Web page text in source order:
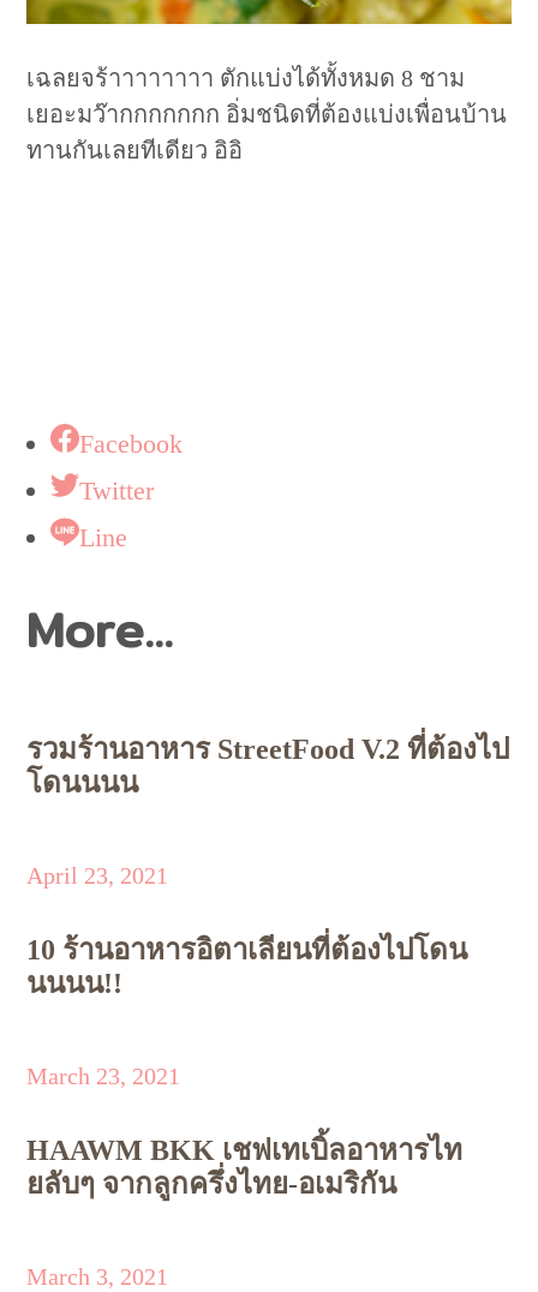
เฉลยจร้าาาาาาาา ตักแบ่งได้ทั้งหมด 8 ชาม
เยอะมว๊ากกกกกกก อิ่มชนิดที่ต้องแบ่งเพื่อนบ้าน
ทานกันเลยทีเดียว อิอิ
Facebook
Twitter
Line
More...
รวมร้านอาหาร StreetFood V.2 ที่ต้องไป
โดนนนน
April 23, 2021
10 ร้านอาหารอิตาเลียนที่ต้องไปโดน
นนนน!!
March 23, 2021
HAAWM BKK เชฟเทเบิ้ลอาหารไท
ยลับๆ จากลูกครึ่งไทย-อเมริกัน
March 3, 2021